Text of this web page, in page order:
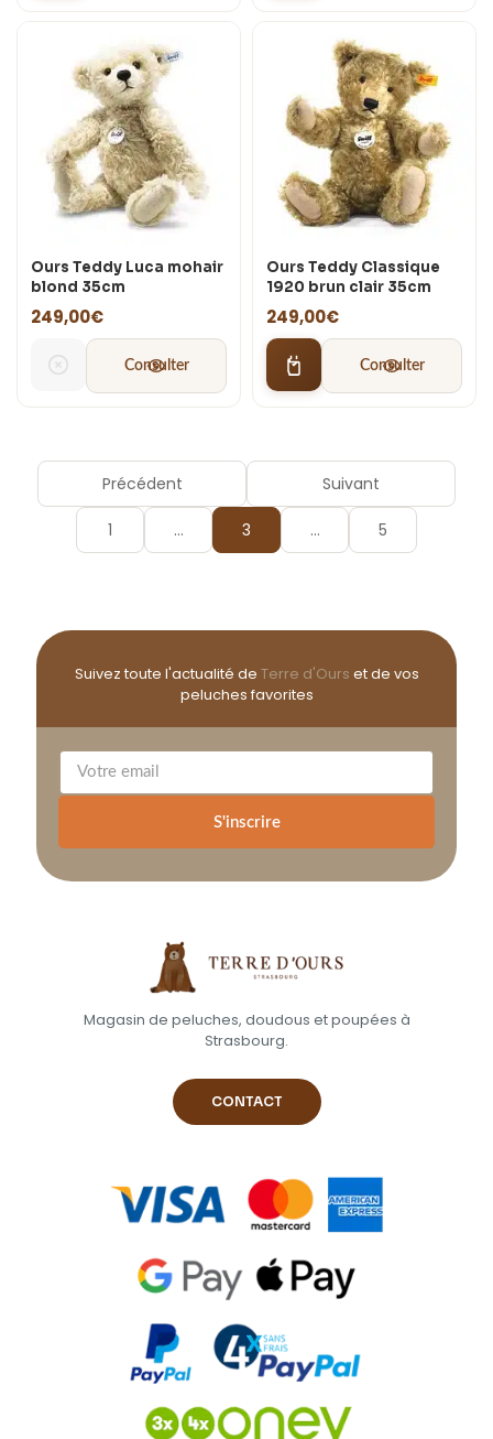
Ours Teddy Luca mohair
blond 35cm
249,00€
Consulter
Ours Teddy Classique
1920 brun clair 35cm
249,00€
Consulter
Précédent
1 … 3 … 5
Suivant
Suivez toute l'actualité de Terre d'Ours et de vos
peluches favorites
S'inscrire
Magasin de peluches, doudous et poupées à
Strasbourg.
CONTACT